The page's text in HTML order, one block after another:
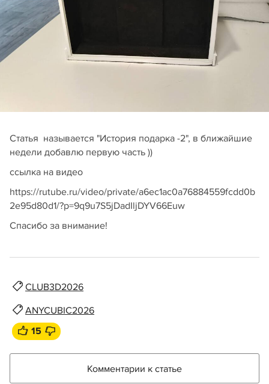
Статья называется "История подарка -2", в ближайшие
недели добавлю первую часть ))
ссылка на видео
https://rutube.ru/video/private/a6ec1ac0a76884559fcdd0b
2e95d80d1/?p=9q9u7S5jDadIljDYV66Euw
Спасибо за внимание!
CLUB3D2026
ANYCUBIC2026
15
Комментарии к статье